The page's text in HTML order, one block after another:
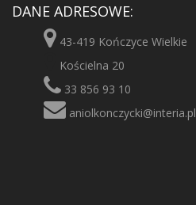
DANE ADRESOWE:
43-419 Kończyce Wielkie
Kościelna 20
33 856 93 10
aniolkonczycki@interia.pl